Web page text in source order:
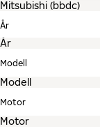
År
Modell
Motor